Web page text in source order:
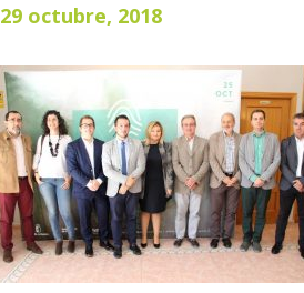
29 octubre, 2018